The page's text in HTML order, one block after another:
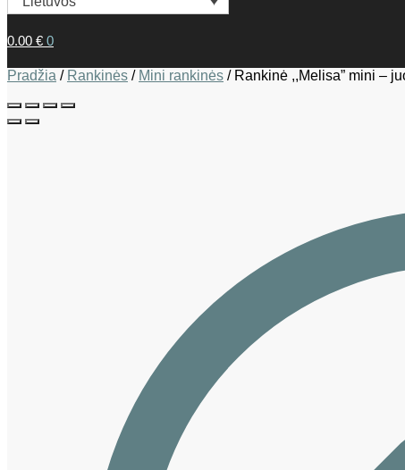
0.00 € 0
Pradžia / Rankinės / Mini rankinės / Rankinė ,,Melisa” mini –